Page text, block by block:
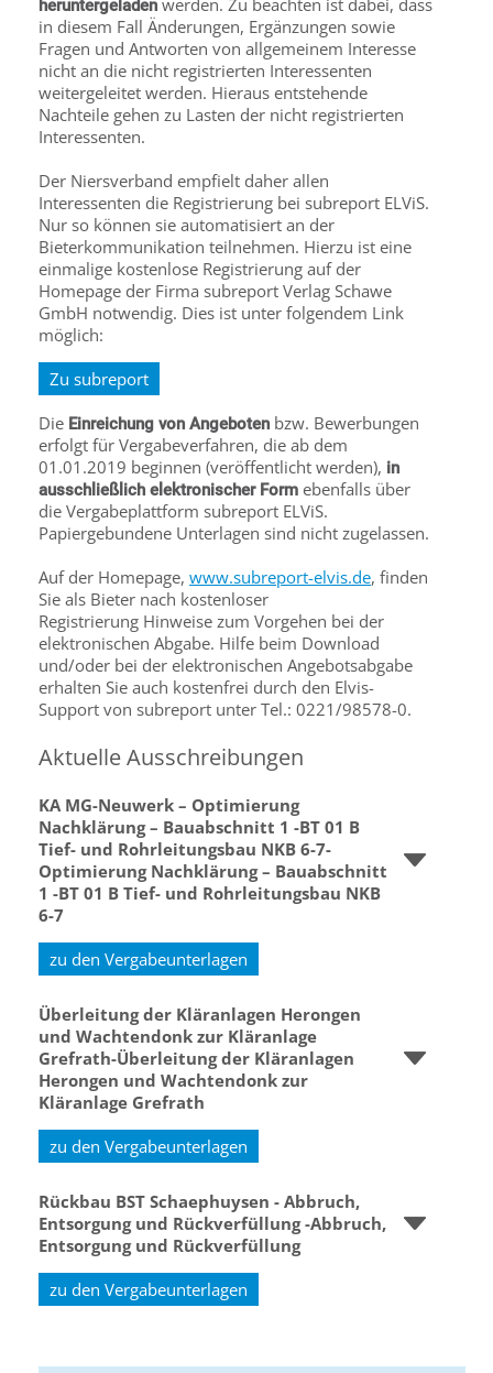
heruntergeladen werden. Zu beachten ist dabei, dass
in diesem Fall Änderungen, Ergänzungen sowie
Fragen und Antworten von allgemeinem Interesse
nicht an die nicht registrierten Interessenten
weitergeleitet werden. Hieraus entstehende
Nachteile gehen zu Lasten der nicht registrierten
Interessenten.
Der Niersverband empfielt daher allen
Interessenten die Registrierung bei subreport ELViS.
Nur so können sie automatisiert an der
Bieterkommunikation teilnehmen. Hierzu ist eine
einmalige kostenlose Registrierung auf der
Homepage der Firma subreport Verlag Schawe
GmbH notwendig. Dies ist unter folgendem Link
möglich:
Zu subreport
Die Einreichung von Angeboten bzw. Bewerbungen
erfolgt für Vergabeverfahren, die ab dem
01.01.2019 beginnen (veröffentlicht werden), in
ausschließlich elektronischer Form ebenfalls über
die Vergabeplattform subreport ELViS.
Papiergebundene Unterlagen sind nicht zugelassen.
Auf der Homepage, www.subreport-elvis.de, finden
Sie als Bieter nach kostenloser
Registrierung Hinweise zum Vorgehen bei der
elektronischen Abgabe. Hilfe beim Download
und/oder bei der elektronischen Angebotsabgabe
erhalten Sie auch kostenfrei durch den Elvis-
Support von subreport unter Tel.: 0221/98578-0.
Aktuelle Ausschreibungen
KA MG-Neuwerk – Optimierung
Nachklärung – Bauabschnitt 1 -BT 01 B
Tief- und Rohrleitungsbau NKB 6-7-
Optimierung Nachklärung – Bauabschnitt
1 -BT 01 B Tief- und Rohrleitungsbau NKB
6-7
zu den Vergabeunterlagen
Überleitung der Kläranlagen Herongen
und Wachtendonk zur Kläranlage
Grefrath-Überleitung der Kläranlagen
Herongen und Wachtendonk zur
Kläranlage Grefrath
zu den Vergabeunterlagen
Rückbau BST Schaephuysen - Abbruch,
Entsorgung und Rückverfüllung -Abbruch,
Entsorgung und Rückverfüllung
zu den Vergabeunterlagen